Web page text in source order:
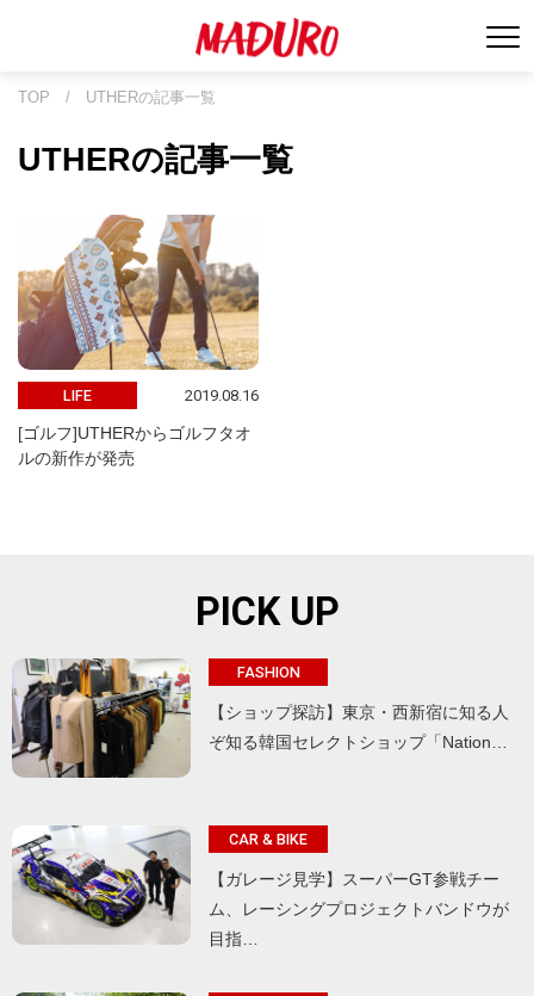
TOP / UTHERの記事一覧
UTHERの記事一覧
LIFE 2019.08.16
[ゴルフ]UTHERからゴルフタオ
ルの新作が発売
PICK UP
FASHION
【ショップ探訪】東京・西新宿に知る人
ぞ知る韓国セレクトショップ「Nation…
CAR & BIKE
【ガレージ見学】スーパーGT参戦チー
ム、レーシングプロジェクトバンドウが
目指…